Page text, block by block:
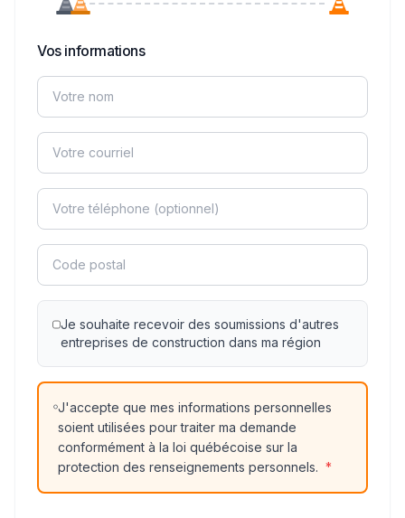
Vos informations
Je souhaite recevoir des soumissions d'autres
entreprises de construction dans ma région
J'accepte que mes informations personnelles
soient utilisées pour traiter ma demande
conformément à la loi québécoise sur la
protection des renseignements personnels. *